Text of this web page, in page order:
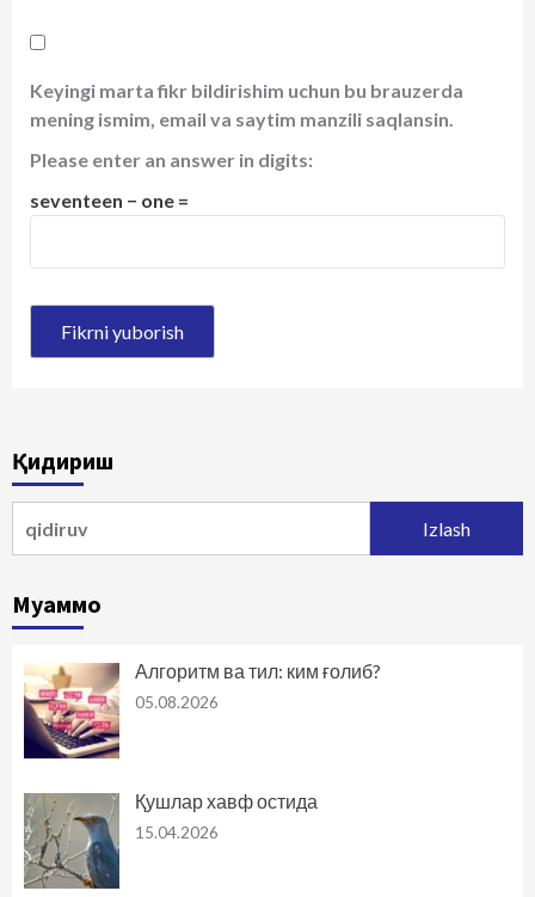
Keyingi marta fikr bildirishim uchun bu brauzerda
mening ismim, email va saytim manzili saqlansin.
Please enter an answer in digits:
seventeen − one =
Қидириш
Муаммо
Алгоритм ва тил: ким ғолиб?
05.08.2026
Қушлар хавф остида
15.04.2026